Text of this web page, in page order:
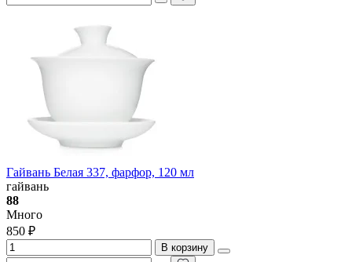
Гайвань Белая 337, фарфор, 120 мл
гайвань
88
Много
850 ₽
В корзину